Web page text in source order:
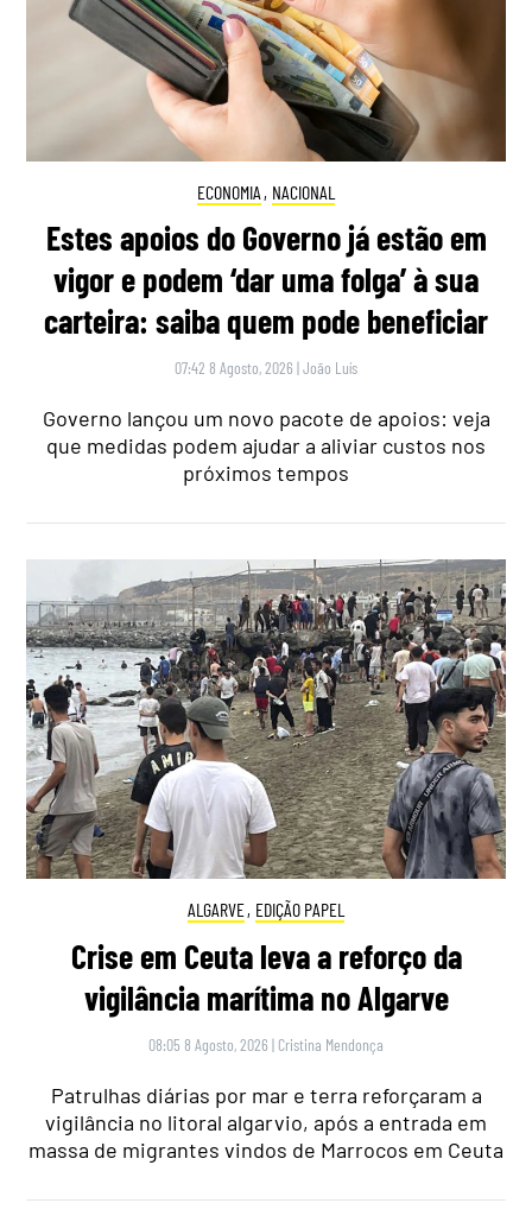
ECONOMIA , NACIONAL
Estes apoios do Governo já estão em
vigor e podem ‘dar uma folga’ à sua
carteira: saiba quem pode beneficiar
07:42 8 Agosto, 2026 |João Luís
Governo lançou um novo pacote de apoios: veja
que medidas podem ajudar a aliviar custos nos
próximos tempos
ALGARVE, EDIÇÃO PAPEL
Crise em Ceuta leva a reforço da
vigilância marítima no Algarve
08:05 8 Agosto, 2026 | Cristina Mendonça
Patrulhas diárias por mar e terra reforçaram a
vigilância no litoral algarvio, após a entrada em
massa de migrantes vindos de Marrocos em Ceuta